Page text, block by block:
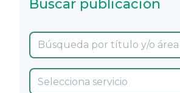
Buscar publicación